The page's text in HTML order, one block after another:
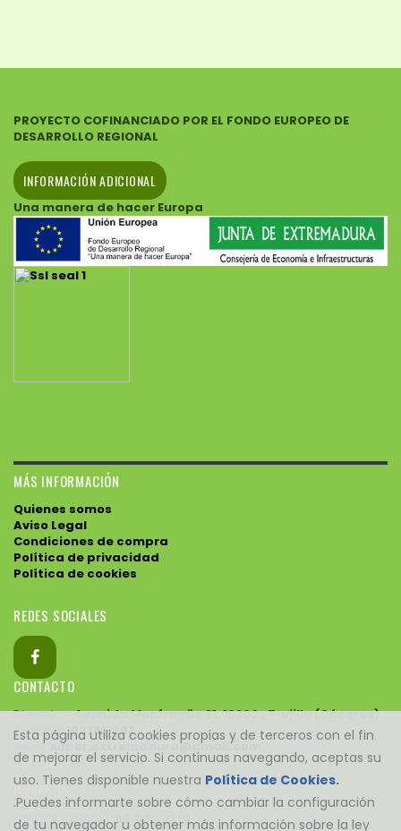
Esta página utiliza cookies propias y de terceros con el fin
de mejorar el servicio. Si continuas navegando, aceptas su
uso. Tienes disponible nuestra Política de Cookies.
.Puedes informarte sobre cómo cambiar la configuración
de tu navegador u obtener más información sobre la ley
PROYECTO COFINANCIADO POR EL FONDO EUROPEO DE
DESARROLLO REGIONAL
INFORMACIÓN ADICIONAL
Una manera de hacer Europa
MÁS INFORMACIÓN
Quienes somos
Aviso Legal
Condiciones de compra
Política de privacidad
Política de cookies
REDES SOCIALES
CONTACTO
Direccion:Avenida Monfragüe 31, 10200 , Trujillo (Cáceres)
Telefono: 927321693
Email:
super.extremadura@gmail.com
HORARIO
LUNES A SABADO:09:00 - 21:31